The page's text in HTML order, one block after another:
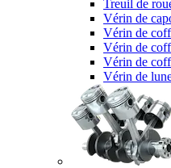
Treuil de
Vérin de
Vérin de
Vérin de
Vérin de
Vérin de